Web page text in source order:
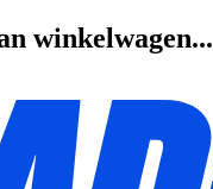
winkelwagen...